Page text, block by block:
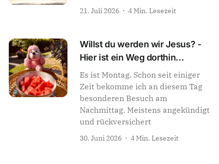
21. Juli 2026 4 Min. Lesezeit
Willst du werden wir Jesus? -
Hier ist ein Weg dorthin...
Es ist Montag. Schon seit einiger
Zeit bekomme ich an diesem Tag
besonderen Besuch am
Nachmittag. Meistens angekündigt
und rückversichert
30. Juni 2026 4 Min. Lesezeit